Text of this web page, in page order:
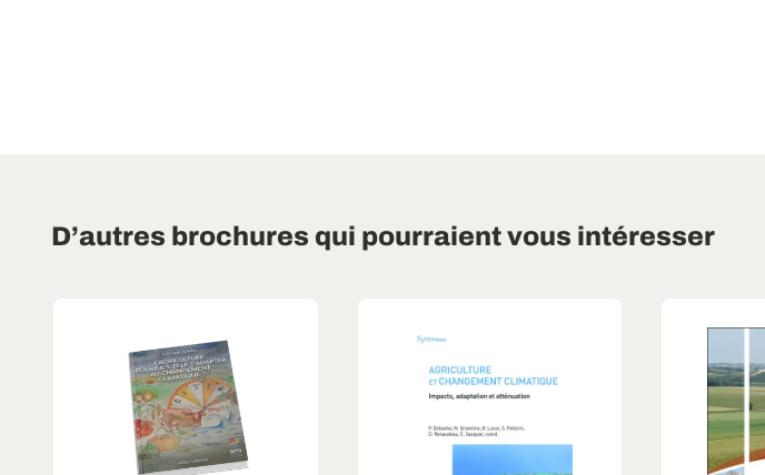
D’autres brochures qui pourraient vous intéresser